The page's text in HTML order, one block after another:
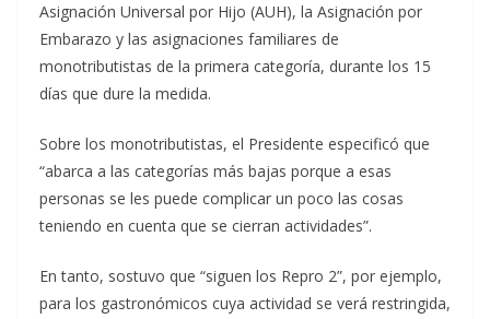
Asignación Universal por Hijo (AUH), la Asignación por
Embarazo y las asignaciones familiares de
monotributistas de la primera categoría, durante los 15
días que dure la medida.
Sobre los monotributistas, el Presidente especificó que
“abarca a las categorías más bajas porque a esas
personas se les puede complicar un poco las cosas
teniendo en cuenta que se cierran actividades”.
En tanto, sostuvo que “siguen los Repro 2”, por ejemplo,
para los gastronómicos cuya actividad se verá restringida,